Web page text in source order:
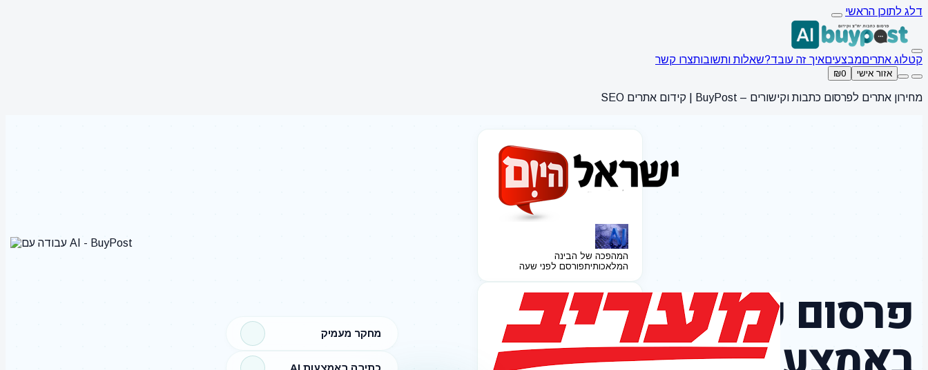
דלג לתוכן הראשי
קטלוג אתריםמבצעיםאיך זה עובד?שאלות ותשובותצרו קשר
אזור אישי ₪0
מחירון אתרים לפרסום כתבות וקישורים – BuyPost | קידום אתרים SEO
מחקר מעמיק
כתיבה באמצעות AI
המהפכה של הבינה
המלאכותיתפורסם לפני שעה
פרסום כתבות